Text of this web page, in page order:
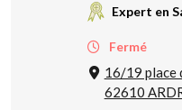
Expert en
Fermé
16/19 place
62610